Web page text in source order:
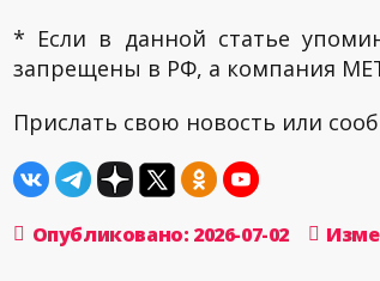
* Если в данной статье
запрещены в РФ, а компания
Прислать свою новость или
Опубликовано: 2026-07-02